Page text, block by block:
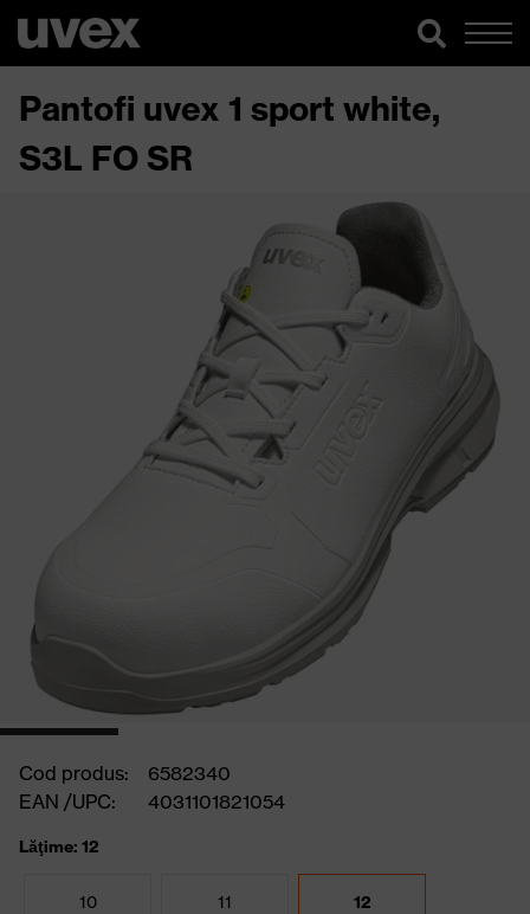
Pantofi uvex 1 sport white,
S3L FO SR
Cod produs:
6582340
EAN /UPC:
4031101821054
Lăţime: 12
10 11 12